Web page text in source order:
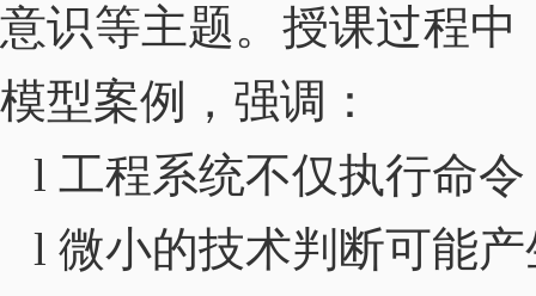
意识等主题。授课过程
模型案例，强调：
l 工程系统不仅执行命
l 微小的技术判断可能